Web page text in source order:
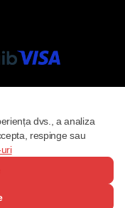
dvs., a analiza
respinge sau